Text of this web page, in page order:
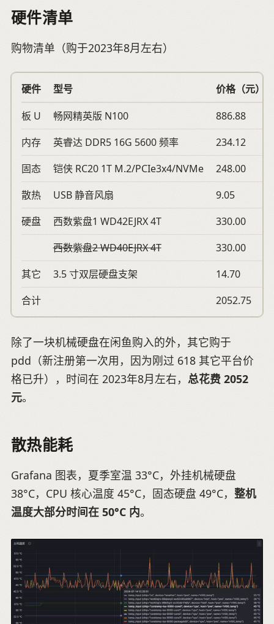
硬件清单
购物清单（购于2023年8月左右）
硬件 型号
价格（元）
板 U
畅网精英版 N100
886.88
内存
英睿达 DDR5 16G 5600 频率
234.12
固态
铠侠 RC20 1T M.2/PCIe3x4/NVMe
248.00
散热
USB 静音风扇
9.05
硬盘
西数紫盘1 WD42EJRX 4T
330.00
西数紫盘2 WD40EJRX 4T
330.00
其它
3.5 寸双层硬盘支架
14.70
合计
2052.75
除了一块机械硬盘在闲鱼购入的外，其它购于
pdd（新注册第一次用，因为刚过 618 其它平台价
格已升），时间在 2023年8月左右， 总花费 2052
元。
散热能耗
Grafana 图表，夏季室温 33°C，外挂机械硬盘
38°C，CPU 核心温度 45°C，固态硬盘 49°C， 整机
温度大部分时间在 50°C 内。